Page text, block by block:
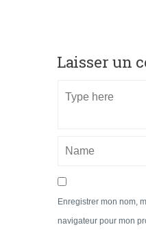
Laisser un
Enregistrer mon nom,
navigateur pour mon